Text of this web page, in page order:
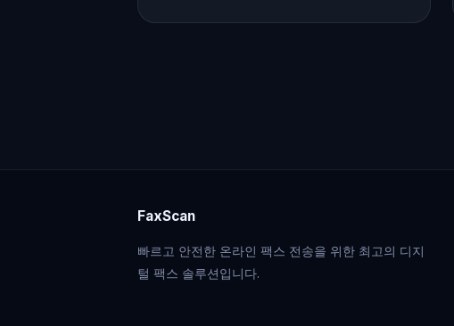
FaxScan
빠르고 안전한 온라인 팩스 전송을 위한 최고의 디지
털 팩스 솔루션입니다.